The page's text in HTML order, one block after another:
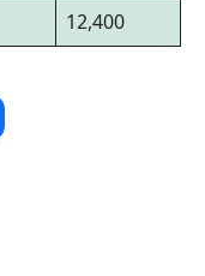
12,400